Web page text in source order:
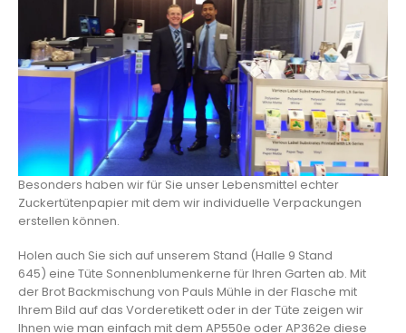
Besonders haben wir für Sie unser Lebensmittel echter
Zuckertütenpapier mit dem wir individuelle Verpackungen
erstellen können.
Holen auch Sie sich auf unserem Stand (Halle 9 Stand
645) eine Tüte Sonnenblumenkerne für Ihren Garten ab. Mit
der Brot Backmischung von Pauls Mühle in der Flasche mit
Ihrem Bild auf das Vorderetikett oder in der Tüte zeigen wir
Ihnen wie man einfach mit dem AP550e oder AP362e diese